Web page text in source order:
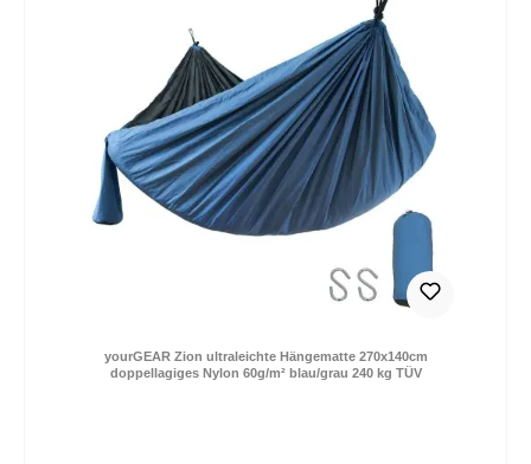
yourGEAR Zion ultraleichte Hängematte 270x140cm
doppellagiges Nylon 60g/m² blau/grau 240 kg TÜV